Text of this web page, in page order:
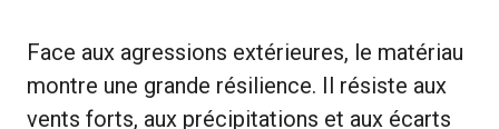
Face aux agressions extérieures, le matériau
montre une grande résilience. Il résiste aux
vents forts, aux précipitations et aux écarts